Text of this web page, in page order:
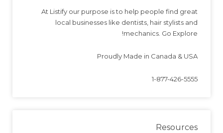
At Listify our purpose is to help people find great
local businesses like dentists, hair stylists and
mechanics. Go Explore!
Proudly Made in Canada & USA
1-877-426-5555
Resources